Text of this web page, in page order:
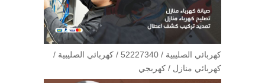
كهربائي الصليبية / 52227340 / كهربائي الصليبية /
كهربائي منازل / كهربجي